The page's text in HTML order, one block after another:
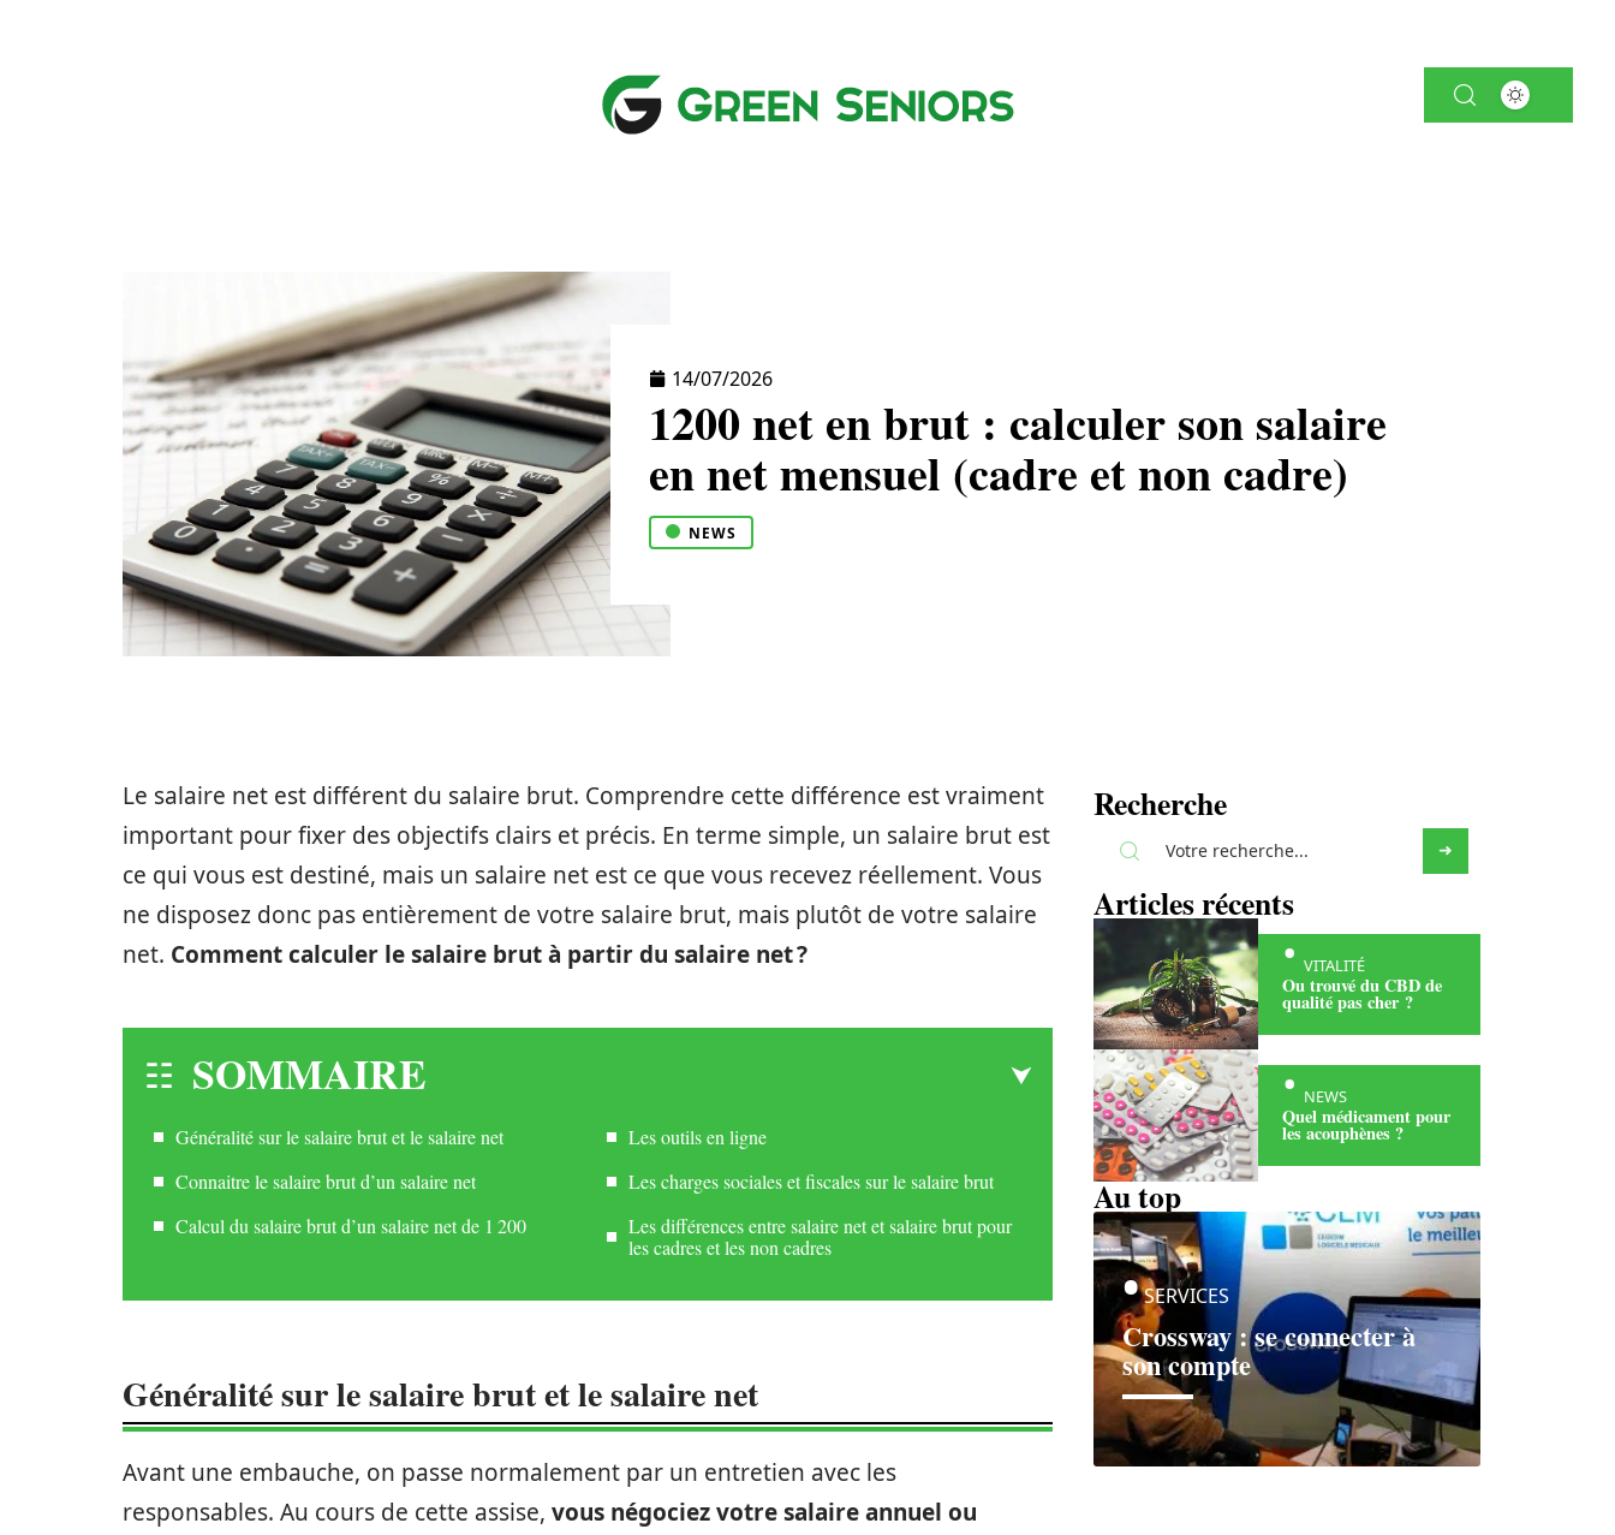
14/07/2026
1200 net en brut : calculer son salaire
en net mensuel (cadre et non cadre)
NEWS
Le salaire net est différent du salaire brut. Comprendre cette différence est vraiment
important pour fixer des objectifs clairs et précis. En terme simple, un salaire brut est
ce qui vous est destiné, mais un salaire net est ce que vous recevez réellement. Vous
ne disposez donc pas entièrement de votre salaire brut, mais plutôt de votre salaire
net. Comment calculer le salaire brut à partir du salaire net ?
SOMMAIRE
Généralité sur le salaire brut et le salaire net
Connaitre le salaire brut d’un salaire net
Calcul du salaire brut d’un salaire net de 1 200
Les outils en ligne
Les charges sociales et fiscales sur le salaire brut
Les différences entre salaire net et salaire brut pour
les cadres et les non cadres
Généralité sur le salaire brut et le salaire net
Avant une embauche, on passe normalement par un entretien avec les
responsables. Au cours de cette assise, vous négociez votre salaire annuel ou
Recherche
Articles récents
VITALITÉ
Ou trouvé du CBD de
qualité pas cher ?
NEWS
Quel médicament pour
les acouphènes ?
Au top
Crossway : se connecter à
son compte
SERVICES